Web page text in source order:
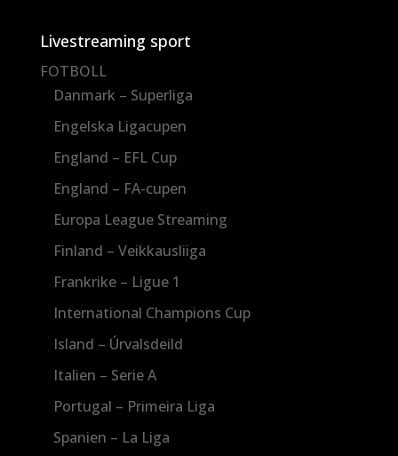
Livestreaming sport
FOTBOLL
Danmark – Superliga
Engelska Ligacupen
England – EFL Cup
England – FA-cupen
Europa League Streaming
Finland – Veikkausliiga
Frankrike – Ligue 1
International Champions Cup
Island – Úrvalsdeild
Italien – Serie A
Portugal – Primeira Liga
Spanien – La Liga